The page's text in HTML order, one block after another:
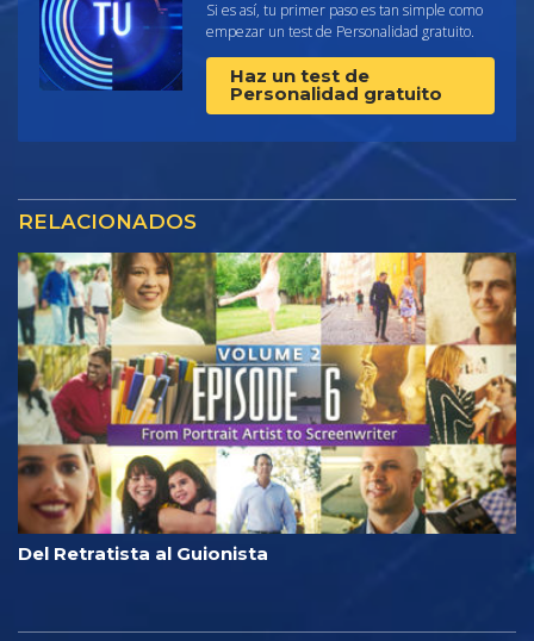
Si es así, tu primer paso es tan simple como
empezar un test de Personalidad gratuito.
Haz un test de
Personalidad gratuito
RELACIONADOS
Del Retratista al Guionista